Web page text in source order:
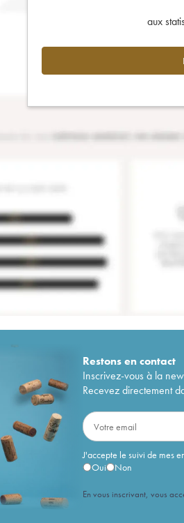
aux
Restons encontact
Inscrivez-vous à la
Recevez directement
J'accepte le suivi de mes
Oui
Non
En vous inscrivant, vous